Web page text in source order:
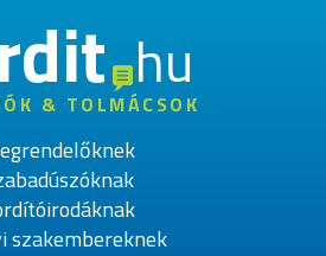
hu
& TOLMÁCSOK
szakembereknek